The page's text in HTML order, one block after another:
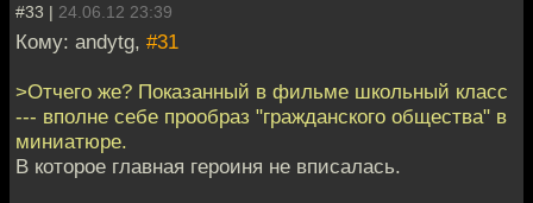
#33 | 24.06.12 23:39
Кому: andytg, #31
>Отчего же? Показанный в фильме школьный класс
--- вполне себе прообраз "гражданского общества" в
миниатюре.
В которое главная героиня не вписалась.